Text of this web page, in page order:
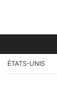
ÉTATS-UNIS